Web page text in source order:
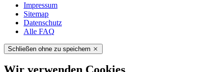
Impressum
Sitemap
Datenschutz
Alle FAQ
Schließen ohne zu speichern